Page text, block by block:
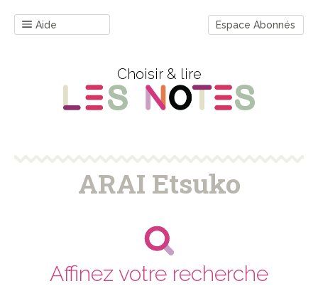
Aide Espace Abonnés
Choisir & lire
ARAI Etsuko
Affinez votre recherche